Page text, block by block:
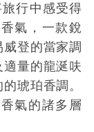
旅行中感受得
氣，一款銳
登的當家調
量的龍涎呋
琥珀香調。
氣的諸多層